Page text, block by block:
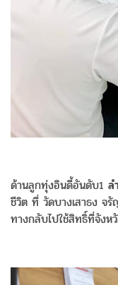
ด้านลูกทุ่งอินดี้อันดับ1 ล
ชีวิต ที่ วัดบางเสาธง จ
ทางกลับไปใช้สิทธิ์ที่จังห